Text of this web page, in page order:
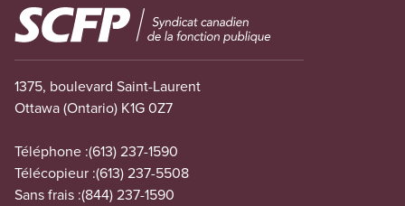
Image
1375, boulevard Saint-Laurent
Ottawa (Ontario) K1G 0Z7
Téléphone :(613) 237-1590
Télécopieur :(613) 237-5508
Sans frais :(844) 237-1590